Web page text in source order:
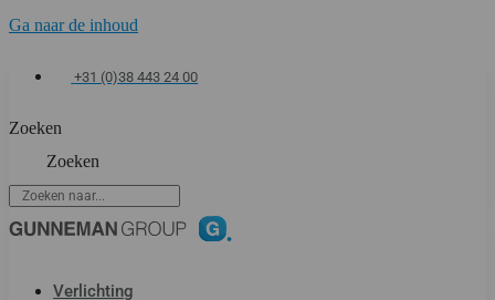
Ga naar de inhoud
+31 (0)38 443 24 00
Zoeken
Zoeken
Verlichting